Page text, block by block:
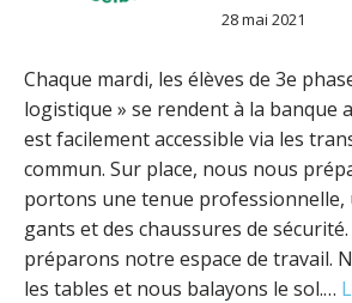
28 mai 2021
Chaque mardi, les élèves de 3e
logistique » se rendent à la banque
est facilement accessible via les
commun. Sur place, nous nous
portons une tenue professionnelle,
gants et des chaussures de
préparons notre espace de travail.
les tables et nous balayons le sol.…